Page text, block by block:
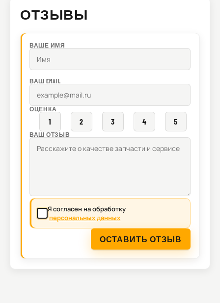
ОТЗЫВЫ
ВАШЕ ИМЯ
ВАШ EMAIL
ОЦЕНКА
1 2 3 4 5
ВАШ ОТЗЫВ
Я согласен на обработку
персональных данных
ОСТАВИТЬ ОТЗЫВ